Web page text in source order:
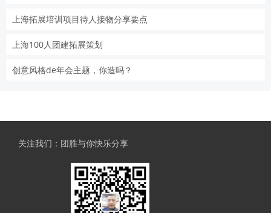
上海拓展培训项目待人接物分享要点
上海100人团建拓展策划
创意风格de年会主题，你造吗？
关注我们：团胜与你快乐分享